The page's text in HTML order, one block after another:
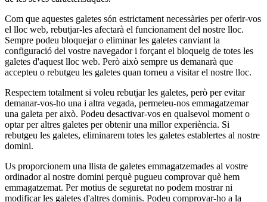
Com que aquestes galetes són estrictament necessàries per oferir-vos
el lloc web, rebutjar-les afectarà el funcionament del nostre lloc.
Sempre podeu bloquejar o eliminar les galetes canviant la
configuració del vostre navegador i forçant el bloqueig de totes les
galetes d'aquest lloc web. Però això sempre us demanarà que
accepteu o rebutgeu les galetes quan torneu a visitar el nostre lloc.
Respectem totalment si voleu rebutjar les galetes, però per evitar
demanar-vos-ho una i altra vegada, permeteu-nos emmagatzemar
una galeta per això. Podeu desactivar-vos en qualsevol moment o
optar per altres galetes per obtenir una millor experiència. Si
rebutgeu les galetes, eliminarem totes les galetes establertes al nostre
domini.
Us proporcionem una llista de galetes emmagatzemades al vostre
ordinador al nostre domini perquè pugueu comprovar què hem
emmagatzemat. Per motius de seguretat no podem mostrar ni
modificar les galetes d'altres dominis. Podeu comprovar-ho a la